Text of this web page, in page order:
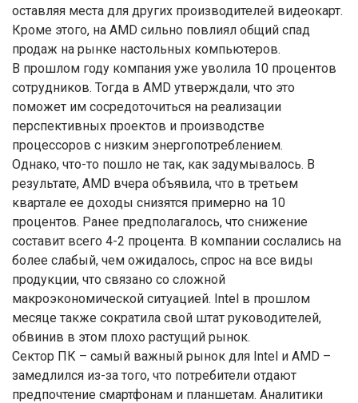
оставляя места для других производителей видеокарт.
Кроме этого, на AMD сильно повлиял общий спад
продаж на рынке настольных компьютеров.
В прошлом году компания уже уволила 10 процентов
сотрудников. Тогда в AMD утверждали, что это
поможет им сосредоточиться на реализации
перспективных проектов и производстве
процессоров с низким энергопотреблением.
Однако, что-то пошло не так, как задумывалось. В
результате, AMD вчера объявила, что в третьем
квартале ее доходы снизятся примерно на 10
процентов. Ранее предполагалось, что снижение
составит всего 4-2 процента. В компании сослались на
более слабый, чем ожидалось, спрос на все виды
продукции, что связано со сложной
макроэкономической ситуацией. Intel в прошлом
месяце также сократила свой штат руководителей,
обвинив в этом плохо растущий рынок.
Сектор ПК – самый важный рынок для Intel и AMD –
замедлился из-за того, что потребители отдают
предпочтение смартфонам и планшетам. Аналитики